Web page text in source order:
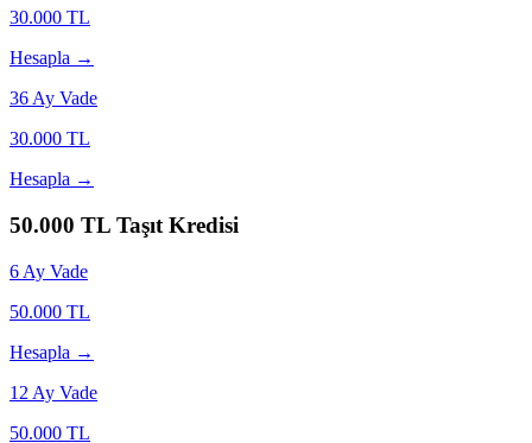
30.000 TL
Hesapla →
36 Ay Vade
30.000 TL
Hesapla →
50.000 TL Taşıt Kredisi
6 Ay Vade
50.000 TL
Hesapla →
12 Ay Vade
50.000 TL